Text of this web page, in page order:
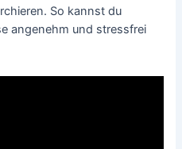
So kannst du
angenehm und stressfrei